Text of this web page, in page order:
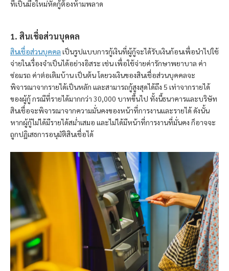
ที่เป็นมือใหม่หัดกู้ต้องห้ามพลาด
1. สินเชื่อส่วนบุคคล
สินเชื่อส่วนบุคคล เป็นรูปแบบการกู้เงินที่ผู้กู้จะได้รับเงินก้อนเพื่อนำไปใช้
จ่ายในเรื่องจำเป็นได้อย่างอิสระ เช่น เพื่อใช้จ่ายค่ารักษาพยาบาล ค่า
ซ่อมรถ ค่าต่อเติมบ้าน เป็นต้น โดยวงเงินของสินเชื่อส่วนบุคคลจะ
พิจารณาจากรายได้เป็นหลัก และสามารถกู้สูงสุดได้ถึง 5 เท่าจากรายได้
ของผู้กู้ กรณีที่รายได้มากกว่า 30,000 บาทขึ้นไป ทั้งนี้ธนาคารและบริษัท
สินเชื่อจะพิจารณาจากความมั่นคงของหน้าที่การงานและรายได้ ดังนั้น
หากผู้กู้ไม่ได้มีรายได้สม่ำเสมอ และไม่ได้มีหน้าที่การงานที่มั่นคง ก็อาจจะ
ถูกปฏิเสธการอนุมัติสินเชื่อได้